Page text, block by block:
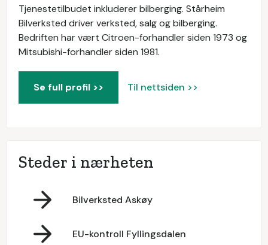
Tjenestetilbudet inkluderer bilberging. Stårheim
Bilverksted driver verksted, salg og bilberging.
Bedriften har vært Citroen-forhandler siden 1973 og
Mitsubishi-forhandler siden 1981.
Se full profil >> Til nettsiden >>
Steder i nærheten
Bilverksted Askøy
EU-kontroll Fyllingsdalen